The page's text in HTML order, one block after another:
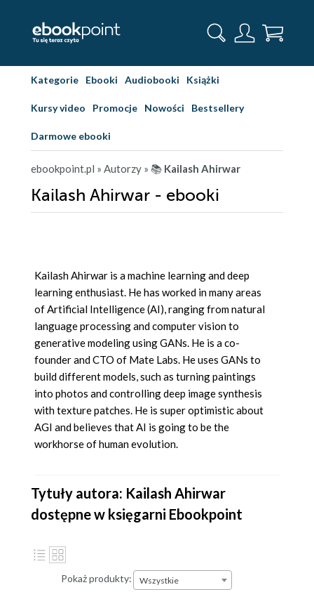
Kategorie Ebooki Audiobooki Książki
Kursy video Promocje Nowości Bestsellery
Darmowe ebooki
ebookpoint.pl » Autorzy » 📚 Kailash Ahirwar
Kailash Ahirwar - ebooki
Kailash Ahirwar is a machine learning and deep
learning enthusiast. He has worked in many areas
of Artificial Intelligence (AI), ranging from natural
language processing and computer vision to
generative modeling using GANs. He is a co-
founder and CTO of Mate Labs. He uses GANs to
build different models, such as turning paintings
into photos and controlling deep image synthesis
with texture patches. He is super optimistic about
AGI and believes that AI is going to be the
workhorse of human evolution.
Tytuły autora: Kailash Ahirwar
dostępne w księgarni Ebookpoint
Pokaż produkty: Wszystkie